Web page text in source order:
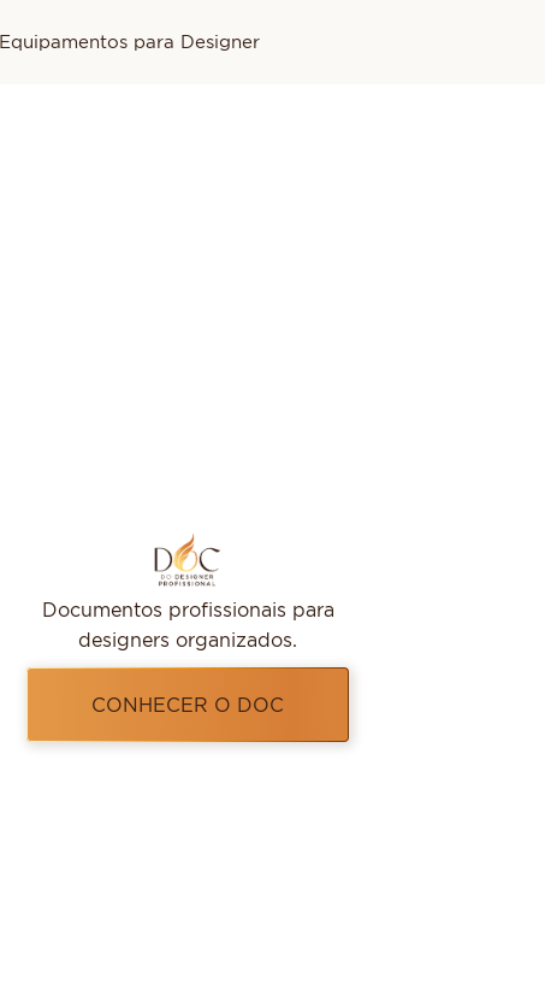
Equipamentos para Designer
Documentos profissionais para
designers organizados.
CONHECER O DOC